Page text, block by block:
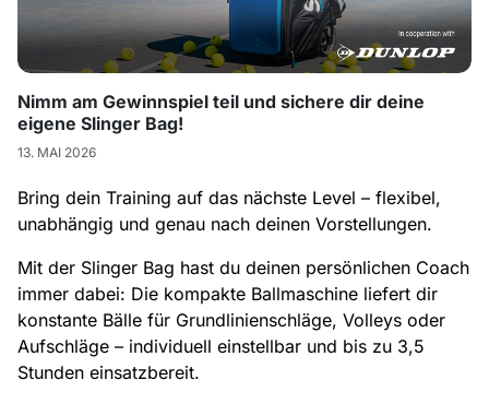
Nimm am Gewinnspiel teil und sichere dir deine
eigene Slinger Bag!
13. MAI 2026
Bring dein Training auf das nächste Level – flexibel,
unabhängig und genau nach deinen Vorstellungen.
Mit der Slinger Bag hast du deinen persönlichen Coach
immer dabei: Die kompakte Ballmaschine liefert dir
konstante Bälle für Grundlinienschläge, Volleys oder
Aufschläge – individuell einstellbar und bis zu 3,5
Stunden einsatzbereit.